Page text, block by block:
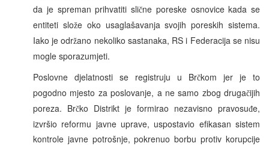
da je spreman prihvatiti slične poreske osnovice kada se
entiteti slože oko usaglašavanja svojih poreskih sistema.
Iako je održano nekoliko sastanaka, RS i Federacija se nisu
mogle sporazumjeti.
Poslovne djelatnosti se registruju u Brčkom jer je to
pogodno mjesto za poslovanje, a ne samo zbog drugačijih
poreza. Brčko Distrikt je formirao nezavisno pravosuđe,
izvršio reformu javne uprave, uspostavio efikasan sistem
kontrole javne potrošnje, pokrenuo borbu protiv korupcije